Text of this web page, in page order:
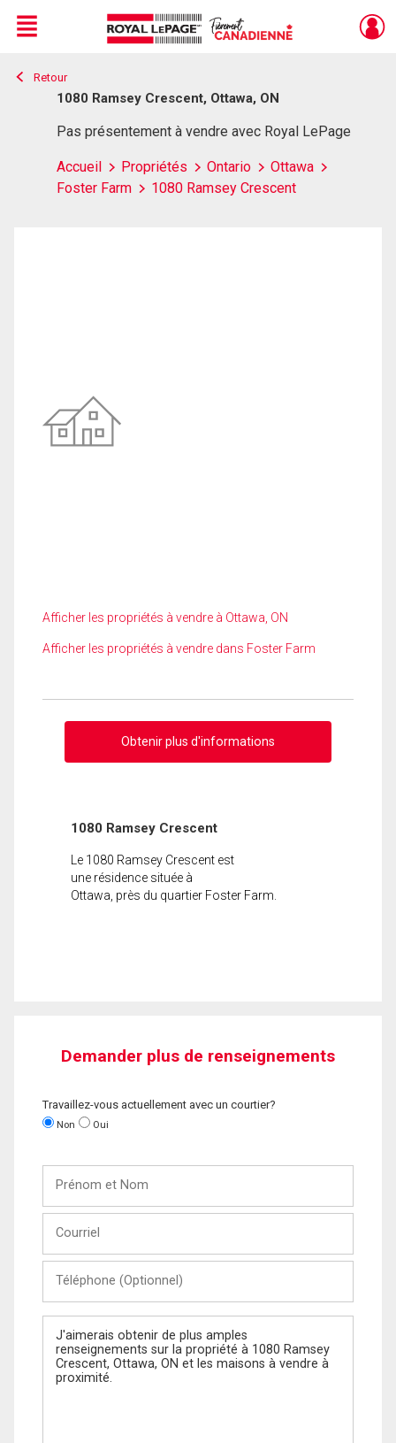
Live
En Direct
Menu
Retour
1080 Ramsey Crescent, Ottawa, ON
Pas présentement à vendre avec Royal LePage
Accueil Propriétés Ontario
Ottawa
Foster Farm
1080 Ramsey Crescent
Afficher les propriétés à vendre à Ottawa, ON
Afficher les propriétés à vendre dans Foster Farm
Obtenir plus d'informations
1080 Ramsey Crescent
Le 1080 Ramsey Crescent est
une résidence située à
Ottawa, près du quartier Foster Farm.
Demander plus de renseignements
Travaillez-vous actuellement avec un courtier?
Non Oui
Nom
(Optionnel)
Message